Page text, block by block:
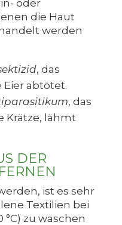
oder
die Haut
werden
, das
abtötet.
, das
Krätze, lähmt
DER
ist es sehr
Textilien bei
zu waschen